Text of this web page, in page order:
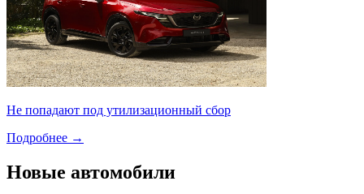
Не попадают под утилизационный сбор
Подробнее →
Новые автомобили